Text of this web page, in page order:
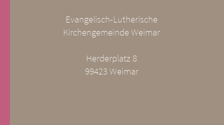
Evangelisch-Lutherische
Kirchengemeinde Weimar
Herderplatz 8
99423 Weimar